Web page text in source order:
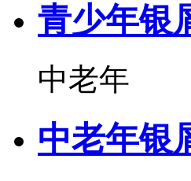
青少年银
中老年
中老年银